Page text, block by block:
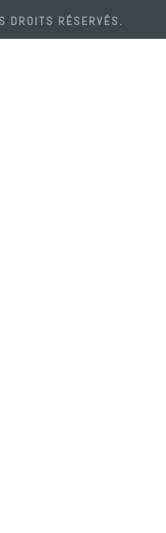
DROITS RÉSERVÉS.